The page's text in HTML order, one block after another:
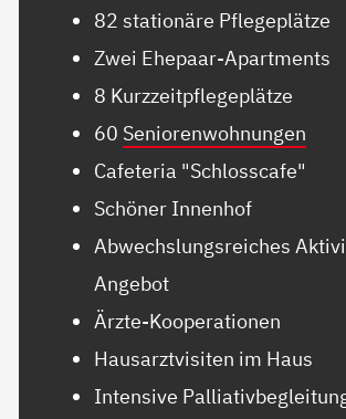
82 stationäre Pflegeplätze
Zwei Ehepaar-Apartments
8 Kurzzeitpflegeplätze
60 Seniorenwohnungen
Cafeteria "Schlosscafe"
Schöner Innenhof
Abwechslungsreiches
Angebot
Ärzte-Kooperationen
Hausarztvisiten im Haus
Intensive